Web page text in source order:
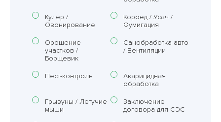
Кулер /
Озонирование
Короед / Усач /
Фумигация
Орошение
участков /
Борщевик
Санобработка авто
/ Вентиляции
Пест-контроль
Акарицидная
обработка
Грызуны / Летучие
мыши
Заключение
договора для СЭС